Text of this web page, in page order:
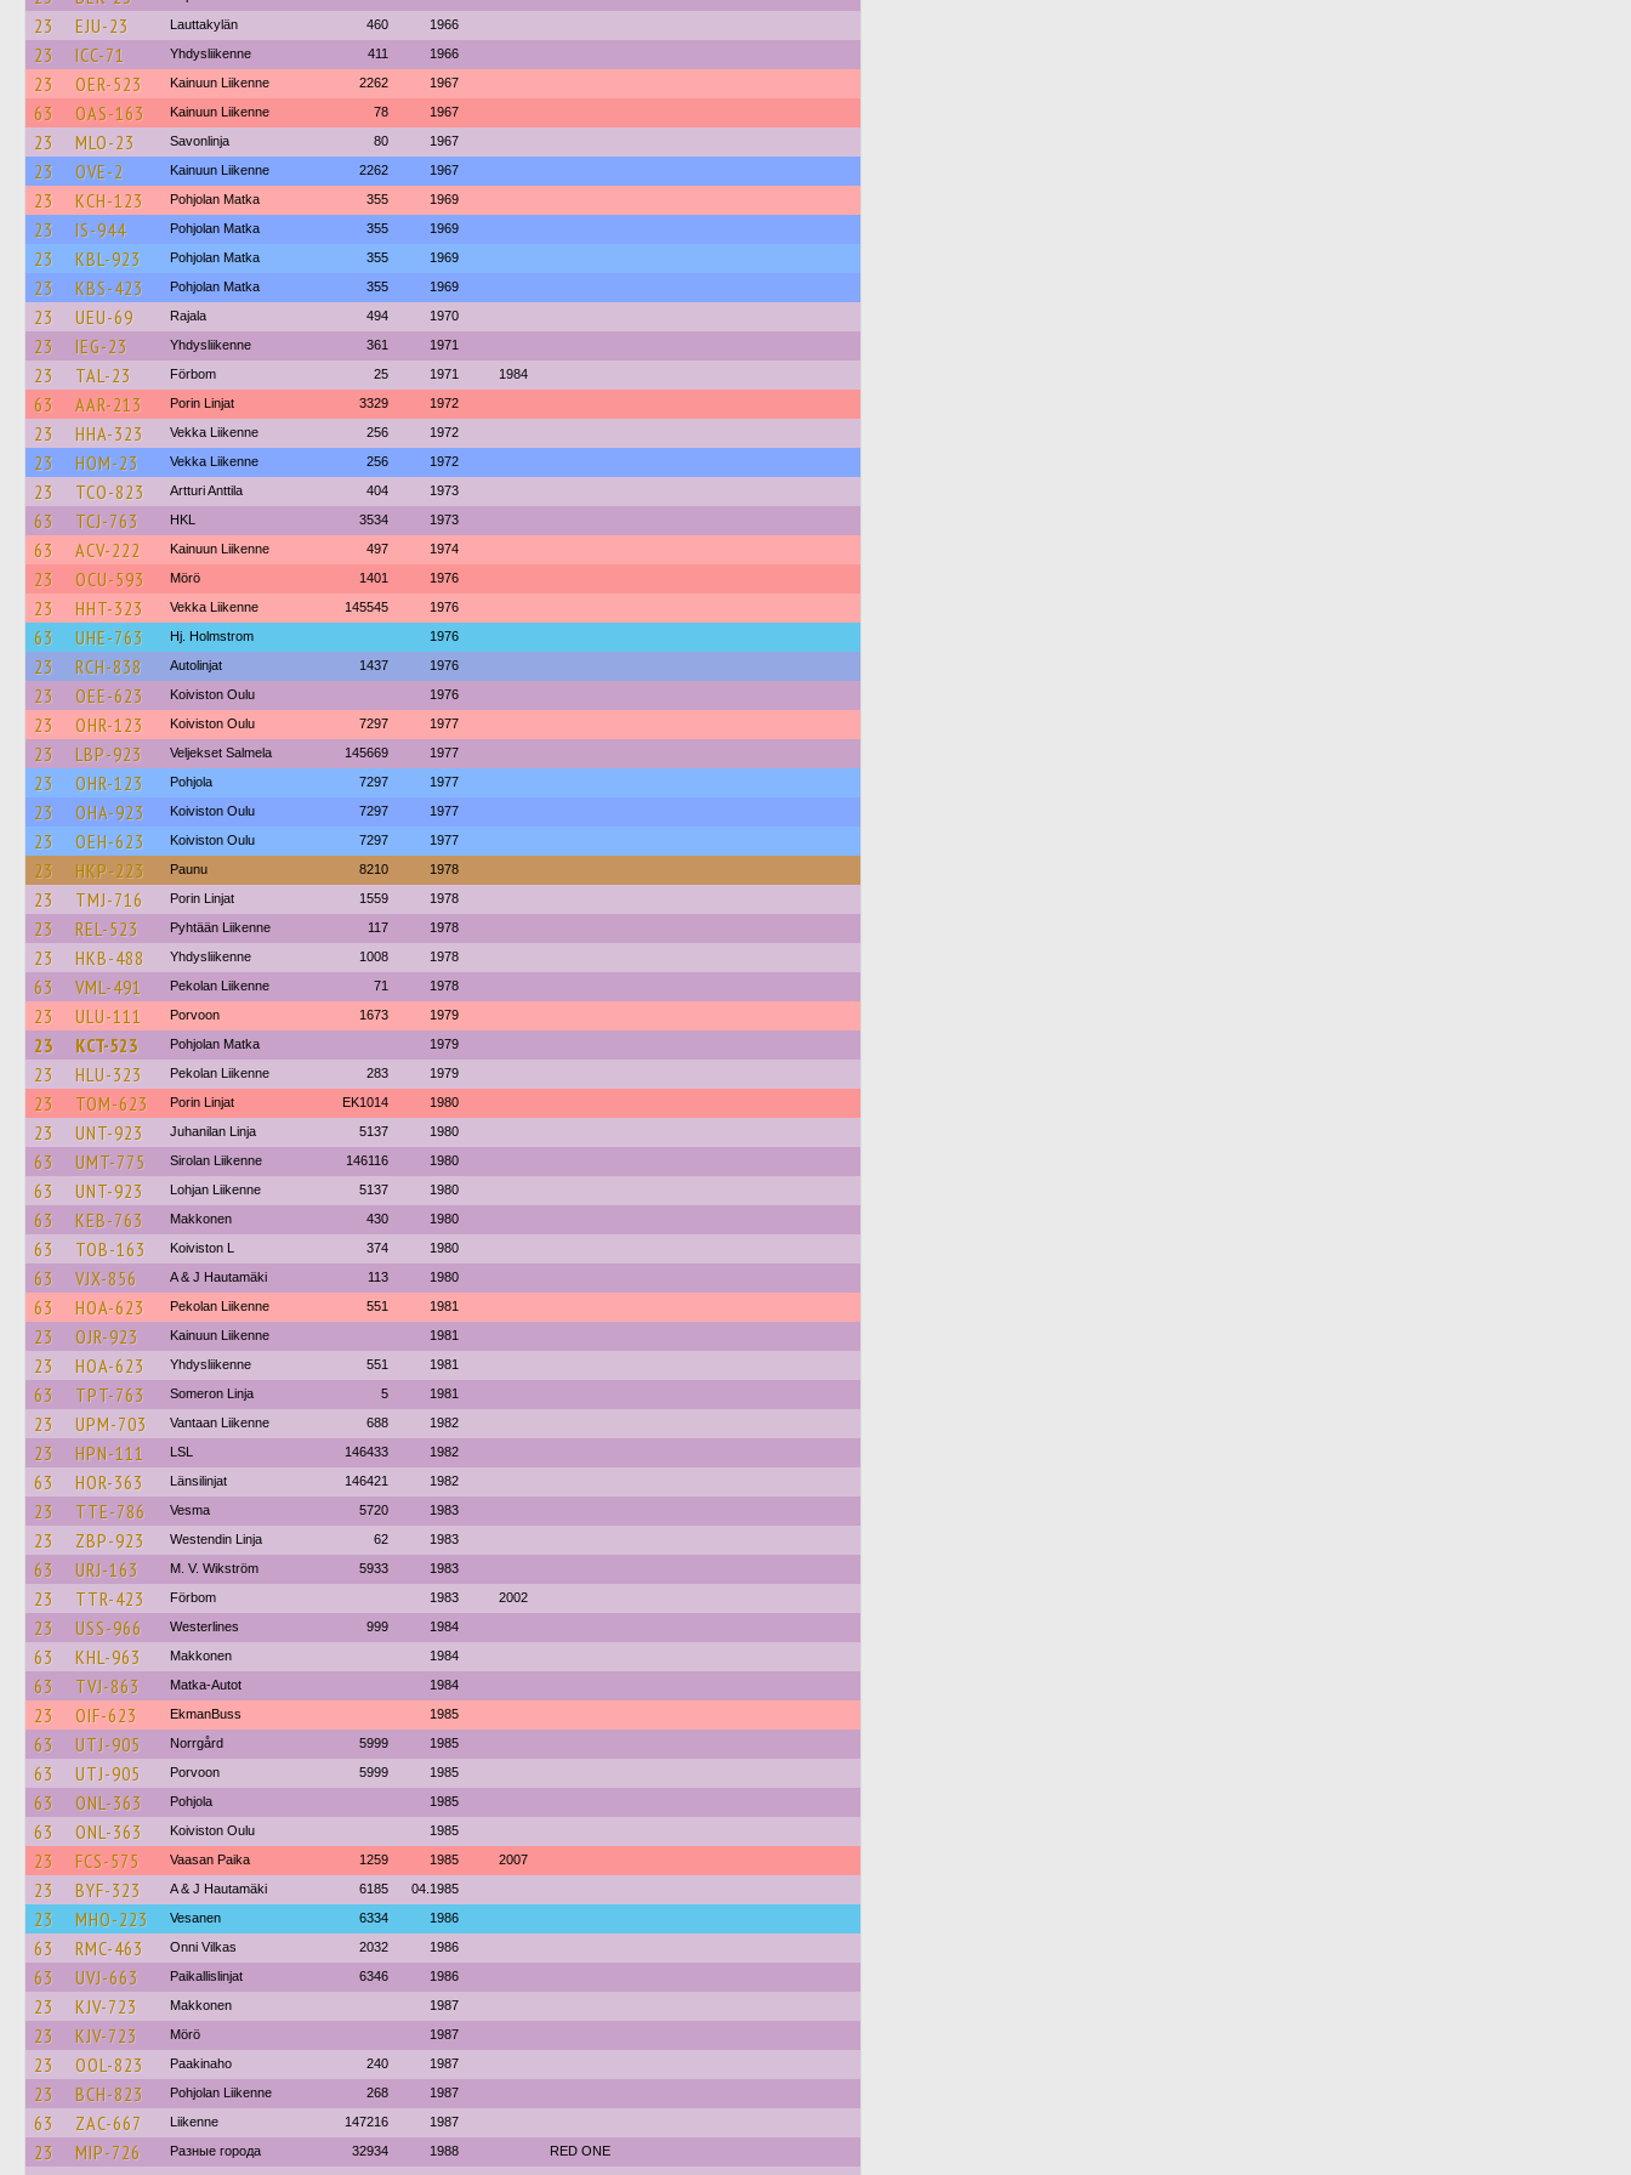
23 EJU-23 Lauttakylän 460 1966
23 ICC-71 Yhdysliikenne 411 1966
23 OER-523 Kainuun Liikenne 2262 1967
63 OAS-163 Kainuun Liikenne 78 1967
23 MLO-23 Savonlinja 80 1967
23 OVE-2 Kainuun Liikenne 2262 1967
23 KCH-123 Pohjolan Matka 355 1969
23 IS-944 Pohjolan Matka 355 1969
23 KBL-923 Pohjolan Matka 355 1969
23 KBS-423 Pohjolan Matka 355 1969
23 UEU-69 Rajala 494 1970
23 IEG-23 Yhdysliikenne 361 1971
23 TAL-23 Förbom 25 1971 1984
63 AAR-213 Porin Linjat 3329 1972
23 HHA-323 Vekka Liikenne 256 1972
23 HOM-23 Vekka Liikenne 256 1972
23 TCO-823 Artturi Anttila 404 1973
63 TCJ-763 HKL 3534 1973
63 ACV-222 Kainuun Liikenne 497 1974
23 OCU-593 Mörö 1401 1976
23 HHT-323 Vekka Liikenne 145545 1976
63 UHE-763 Hj. Holmstrom 1976
23 RCH-838 Autolinjat 1437 1976
23 OEE-623 Koiviston Oulu 1976
23 OHR-123 Koiviston Oulu 7297 1977
23 LBP-923 Veljekset Salmela 145669 1977
23 OHR-123 Pohjola 7297 1977
23 OHA-923 Koiviston Oulu 7297 1977
23 OEH-623 Koiviston Oulu 7297 1977
23 HKP-223 Paunu 8210 1978
23 TMJ-716 Porin Linjat 1559 1978
23 REL-523 Pyhtään Liikenne 117 1978
23 HKB-488 Yhdysliikenne 1008 1978
63 VML-491 Pekolan Liikenne 71 1978
23 ULU-111 Porvoon 1673 1979
23 KCT-523 Pohjolan Matka 1979
23 HLU-323 Pekolan Liikenne 283 1979
23 TOM-623 Porin Linjat EK1014 1980
23 UNT-923 Juhanilan Linja 5137 1980
63 UMT-775 Sirolan Liikenne 146116 1980
63 UNT-923 Lohjan Liikenne 5137 1980
63 KEB-763 Makkonen 430 1980
63 TOB-163 Koiviston L 374 1980
63 VJX-856 A & J Hautamäki 113 1980
63 HOA-623 Pekolan Liikenne 551 1981
23 OJR-923 Kainuun Liikenne 1981
23 HOA-623 Yhdysliikenne 551 1981
63 TPT-763 Someron Linja 5 1981
23 UPM-703 Vantaan Liikenne 688 1982
23 HPN-111 LSL 146433 1982
63 HOR-363 Länsilinjat 146421 1982
23 TTE-786 Vesma 5720 1983
23 ZBP-923 Westendin Linja 62 1983
63 URJ-163 M. V. Wikström 5933 1983
23 TTR-423 Förbom 1983 2002
23 USS-966 Westerlines 999 1984
63 KHL-963 Makkonen 1984
63 TVJ-863 Matka-Autot 1984
23 OIF-623 EkmanBuss 1985
63 UTJ-905 Norrgård 5999 1985
63 UTJ-905 Porvoon 5999 1985
63 ONL-363 Pohjola 1985
63 ONL-363 Koiviston Oulu 1985
23 FCS-575 Vaasan Paika 1259 1985 2007
23 BYF-323 A & J Hautamäki 6185 04.1985
23 MHO-223 Vesanen 6334 1986
63 RMC-463 Onni Vilkas 2032 1986
63 UVJ-663 Paikallislinjat 6346 1986
23 KJV-723 Makkonen 1987
23 KJV-723 Mörö 1987
23 OOL-823 Paakinaho 240 1987
23 BCH-823 Pohjolan Liikenne 268 1987
63 ZAC-667 Liikenne 147216 1987
23 MIP-726 Разные города 32934 1988 RED ONE